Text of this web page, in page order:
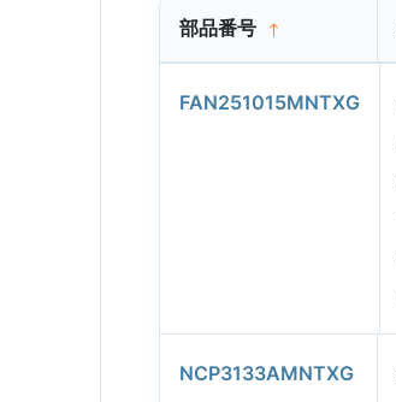
部品番号
FAN251015MNTXG
NCP3133AMNTXG